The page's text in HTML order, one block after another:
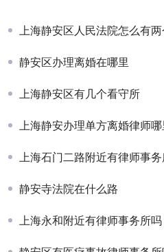
上海静安区人民法院怎么有
静安区办理离婚在哪里
上海静安区有几个看守所
上海静安办理单方离婚律师
上海石门二路附近有律师事
静安寺法院在什么路
上海永和附近有律师事务所吗